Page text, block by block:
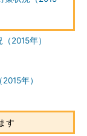
2015年）
年）
す